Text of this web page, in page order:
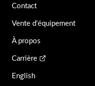
Contact
Vente d'équipement
À propos
Carrière
English